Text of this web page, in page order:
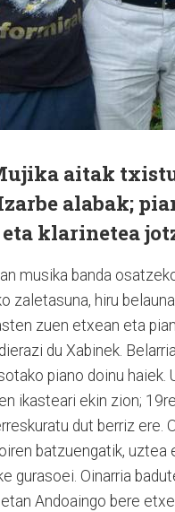
aitak
alabak;
eta klarinetea
musika banda
zaletasuna, hiru
zuen etxean eta
du Xabinek.
piano doinu
ikasteari ekin zion;
dut berriz ere.
batzuengatik, uztea
gurasoei. Oinarria
Andoaingo bere